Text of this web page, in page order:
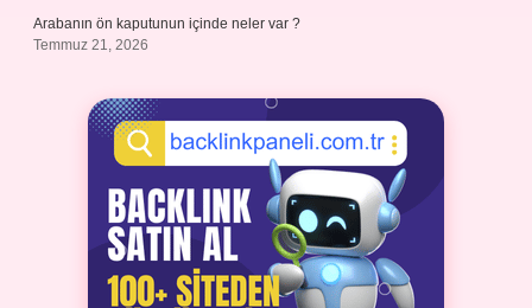
Arabanın ön kaputunun içinde neler var ?
Temmuz 21, 2026